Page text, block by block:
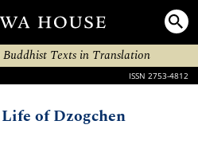
Texts in Translation
ISSN 2753-4812
of Dzogchen